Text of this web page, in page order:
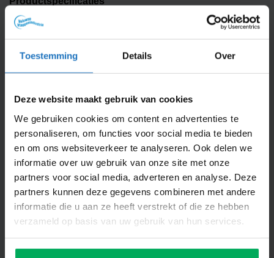
Toestemming Details Over
Deze website maakt gebruik van cookies
We gebruiken cookies om content en advertenties te
personaliseren, om functies voor social media te bieden
en om ons websiteverkeer te analyseren. Ook delen we
informatie over uw gebruik van onze site met onze
partners voor social media, adverteren en analyse. Deze
partners kunnen deze gegevens combineren met andere
informatie die u aan ze heeft verstrekt of die ze hebben
verzameld op basis van uw gebruik van hun services.
300x100cm, 300x120cm
AANTAL STUKS IN
FEESTGELEGENHEID Themafeest
GEWICHT 0.115
IN DE DOOS 1 banier
MATERIAAL Glanspolyester
Veluwse Vlaggen